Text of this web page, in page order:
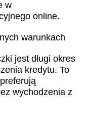
w
online.
warunkach
jest długi okres
kredytu. To
wychodzenia z